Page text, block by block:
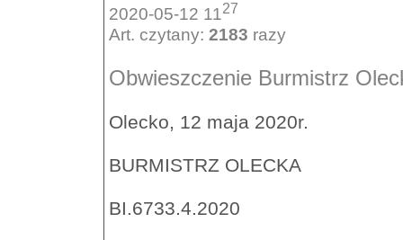
2020-05-12 1127
Art. czytany: 2183 razy
Obwieszczenie Burmistrz
Olecko, 12 maja 2020r.
BURMISTRZ OLECKA
BI.6733.4.2020